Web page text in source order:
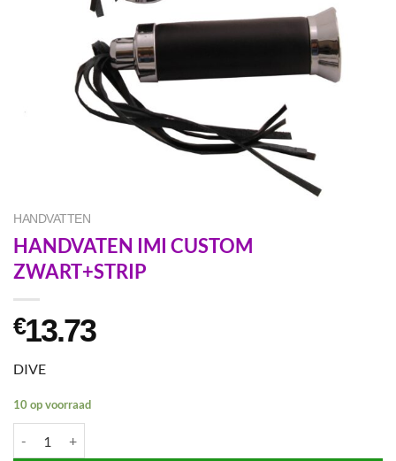
HANDVATTEN
HANDVATEN IMI CUSTOM
ZWART+STRIP
€13.73
DIVE
10 op voorraad